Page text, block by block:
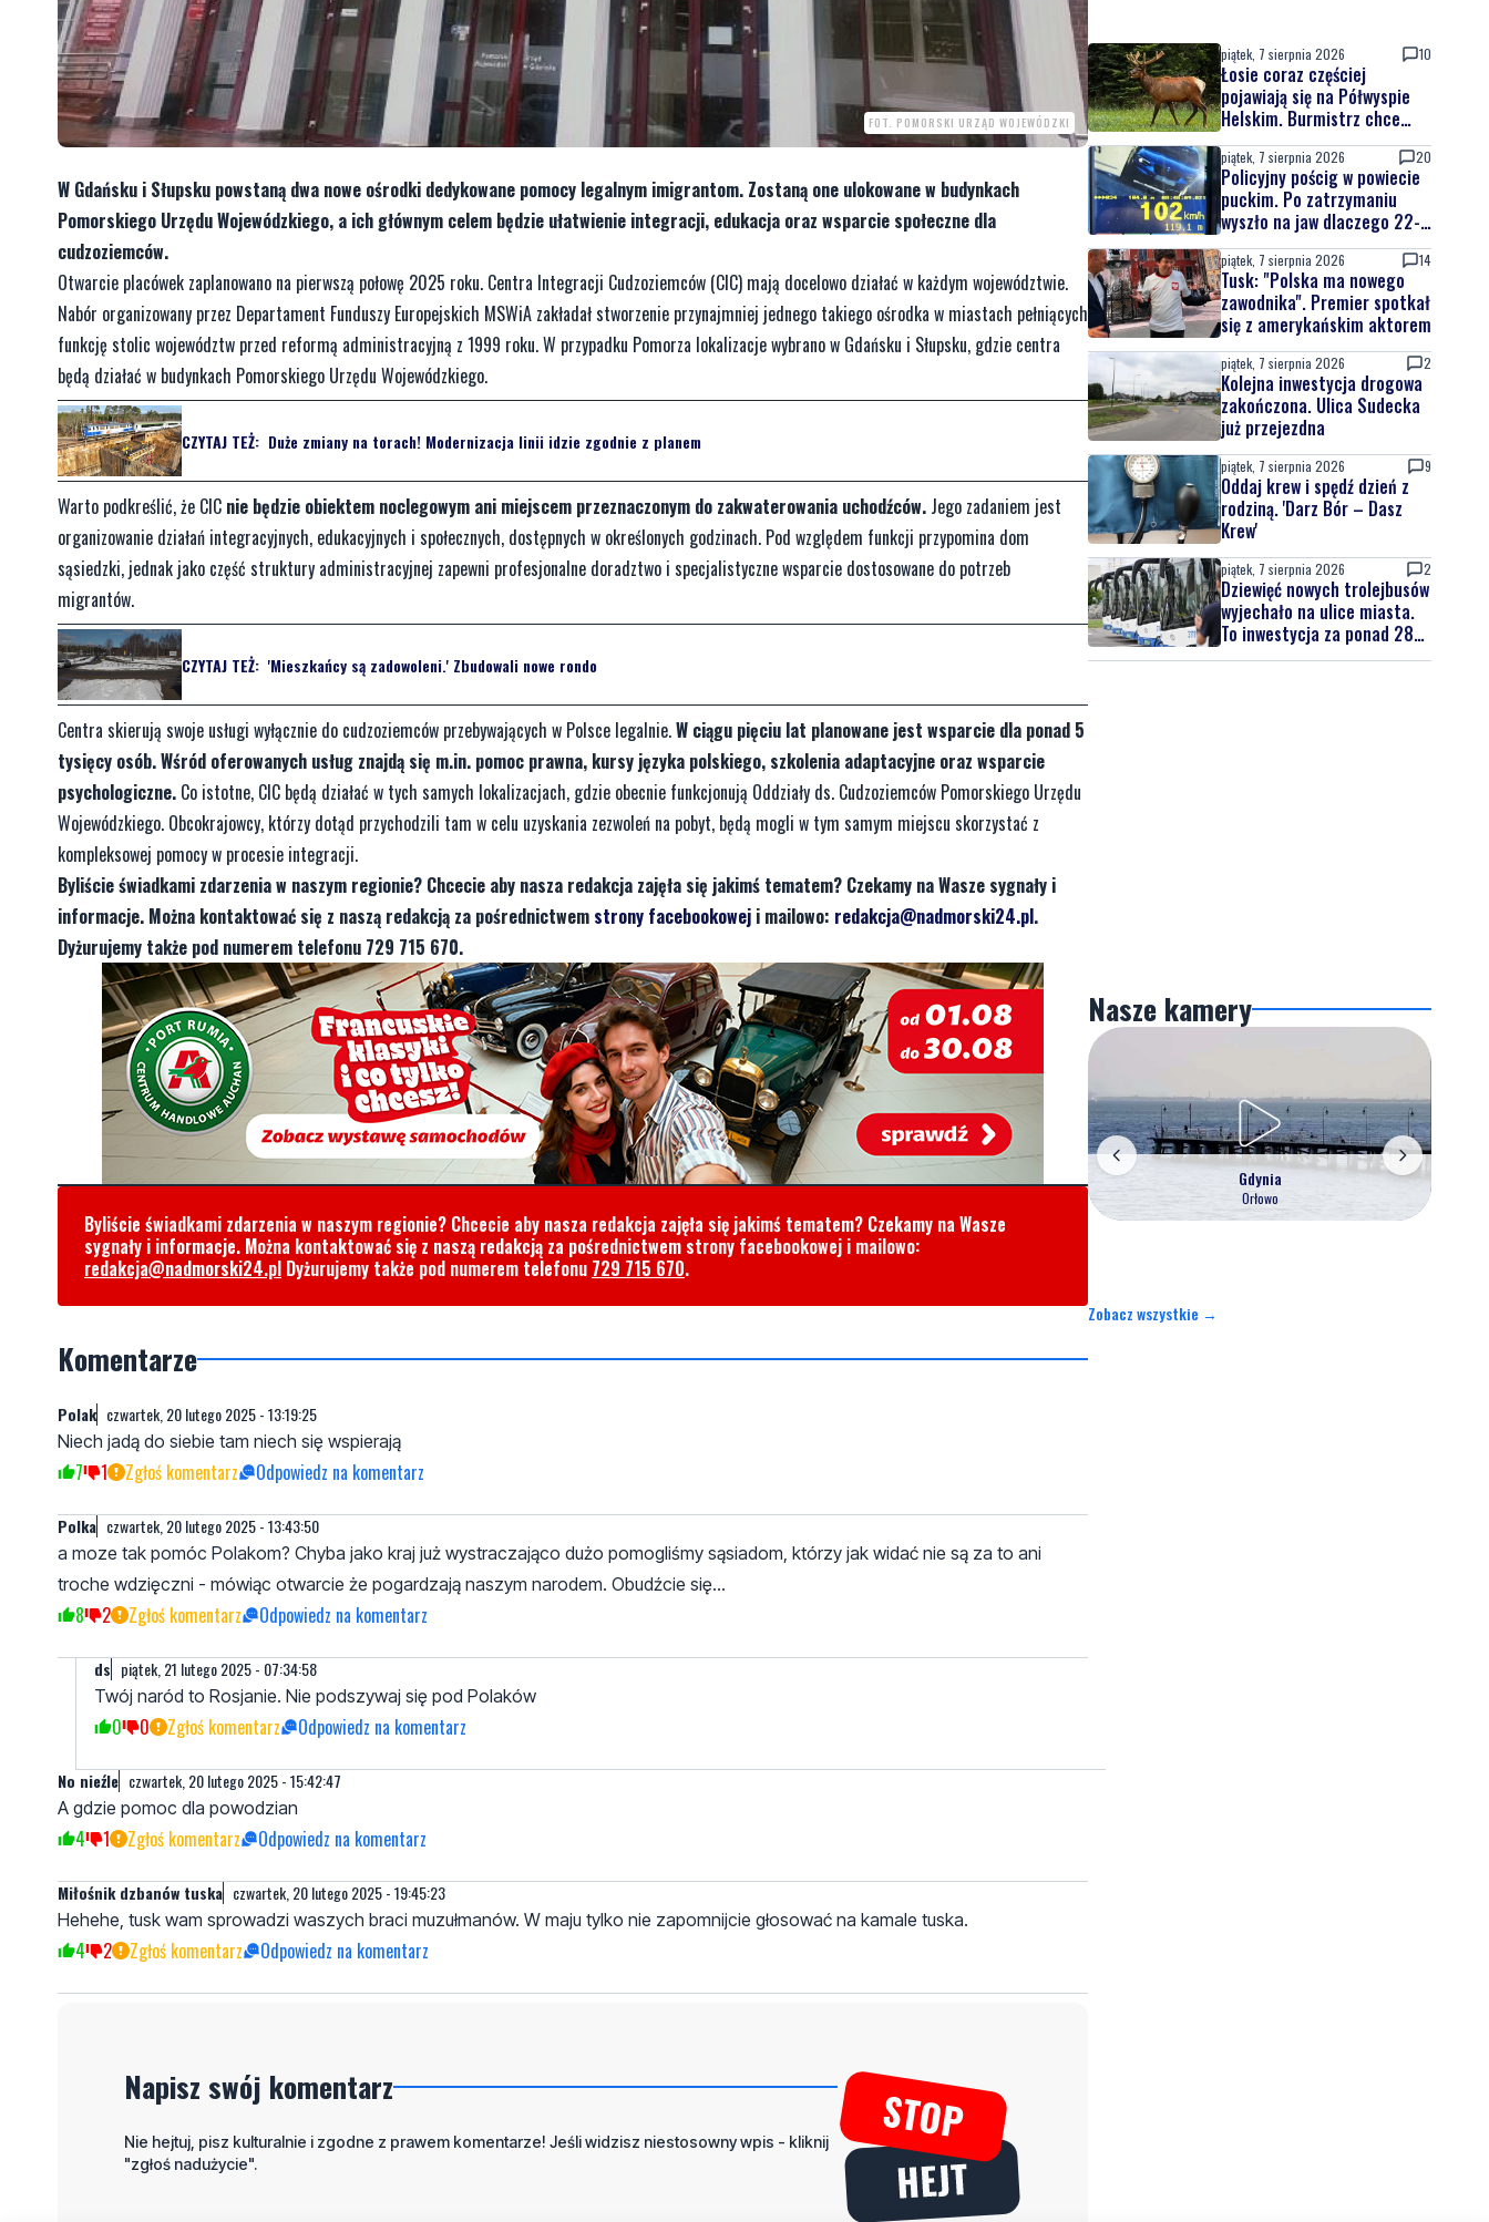
FOT. POMORSKI URZĄD WOJEWÓDZKI
W Gdańsku i Słupsku powstaną dwa nowe ośrodki dedykowane pomocy legalnym imigrantom. Zostaną one ulokowane w budynkach
Pomorskiego Urzędu Wojewódzkiego, a ich głównym celem będzie ułatwienie integracji, edukacja oraz wsparcie społeczne dla
cudzoziemców.
Otwarcie placówek zaplanowano na pierwszą połowę 2025 roku. Centra Integracji Cudzoziemców (CIC) mają docelowo działać w każdym województwie.
Nabór organizowany przez Departament Funduszy Europejskich MSWiA zakładał stworzenie przynajmniej jednego takiego ośrodka w miastach pełniących
funkcję stolic województw przed reformą administracyjną z 1999 roku. W przypadku Pomorza lokalizacje wybrano w Gdańsku i Słupsku, gdzie centra
będą działać w budynkach Pomorskiego Urzędu Wojewódzkiego.
CZYTAJ TEŻ: Duże zmiany na torach! Modernizacja linii idzie zgodnie z planem
Warto podkreślić, że CIC nie będzie obiektem noclegowym ani miejscem przeznaczonym do zakwaterowania uchodźców. Jego zadaniem jest
organizowanie działań integracyjnych, edukacyjnych i społecznych, dostępnych w określonych godzinach. Pod względem funkcji przypomina dom
sąsiedzki, jednak jako część struktury administracyjnej zapewni profesjonalne doradztwo i specjalistyczne wsparcie dostosowane do potrzeb
migrantów.
CZYTAJ TEŻ: 'Mieszkańcy są zadowoleni.' Zbudowali nowe rondo
Centra skierują swoje usługi wyłącznie do cudzoziemców przebywających w Polsce legalnie.W ciągu pięciu lat planowane jest wsparcie dla ponad 5
tysięcy osób. Wśród oferowanych usług znajdą się m.in. pomoc prawna, kursy języka polskiego, szkolenia adaptacyjne oraz wsparcie
psychologiczne. Co istotne, CIC będą działać w tych samych lokalizacjach, gdzie obecnie funkcjonują Oddziały ds. Cudzoziemców Pomorskiego Urzędu
Wojewódzkiego. Obcokrajowcy, którzy dotąd przychodzili tam w celu uzyskania zezwoleń na pobyt, będą mogli w tym samym miejscu skorzystać z
kompleksowej pomocy w procesie integracji.
Byliście świadkami zdarzenia w naszym regionie? Chcecie aby nasza redakcja zajęła się jakimś tematem? Czekamy na Wasze sygnały i
informacje. Można kontaktować się z naszą redakcją za pośrednictwem strony facebookowej i mailowo: redakcja@nadmorski24.pl.
Dyżurujemy także pod numerem telefonu 729 715 670.
Byliście świadkami zdarzenia w naszym regionie? Chcecie aby nasza redakcja zajęła się jakimś tematem? Czekamy na Wasze
sygnały i informacje. Można kontaktować się z naszą redakcją za pośrednictwem strony facebookowej i mailowo:
redakcja@nadmorski24.pl Dyżurujemy także pod numerem telefonu 729 715 670.
Komentarze
Polak czwartek, 20 lutego 2025 - 13:19:25
Niech jadą do siebie tam niech się wspierają
7 1 Zgłoś komentarz Odpowiedz na komentarz
Polka czwartek, 20 lutego 2025 - 13:43:50
a moze tak pomóc Polakom? Chyba jako kraj już wystraczająco dużo pomogliśmy sąsiadom, którzy jak widać nie są za to ani
troche wdzięczni - mówiąc otwarcie że pogardzają naszym narodem. Obudźcie się...
8 2 Zgłoś komentarz Odpowiedz na komentarz
ds piątek, 21 lutego 2025 - 07:34:58
Twój naród to Rosjanie. Nie podszywaj się pod Polaków
0 0 Zgłoś komentarz Odpowiedz na komentarz
No nieźle czwartek, 20 lutego 2025 - 15:42:47
A gdzie pomoc dla powodzian
4 1 Zgłoś komentarz Odpowiedz na komentarz
Miłośnik dzbanów tuska czwartek, 20 lutego 2025 - 19:45:23
Hehehe, tusk wam sprowadzi waszych braci muzułmanów. W maju tylko nie zapomnijcie głosować na kamale tuska.
4 2 Zgłoś komentarz Odpowiedz na komentarz
Napisz swój komentarz
Nie hejtuj, pisz kulturalnie i zgodne z prawem komentarze! Jeśli widzisz niestosowny wpis - kliknij
"zgłoś nadużycie".
piątek, 7 sierpnia 2026 10
Łosie coraz częściej
pojawiają się na Półwyspie
Helskim. Burmistrz chce
nowych znaków drogowych
piątek, 7 sierpnia 2026 20
Policyjny pościg w powiecie
puckim. Po zatrzymaniu
wyszło na jaw dlaczego 22-
latek uciekał
piątek, 7 sierpnia 2026 14
Tusk: "Polska ma nowego
zawodnika". Premier spotkał
się z amerykańskim aktorem
piątek, 7 sierpnia 2026 2
Kolejna inwestycja drogowa
zakończona. Ulica Sudecka
już przejezdna
piątek, 7 sierpnia 2026 9
Oddaj krew i spędź dzień z
rodziną. 'Darz Bór – Dasz
Krew'
piątek, 7 sierpnia 2026 2
Dziewięć nowych trolejbusów
wyjechało na ulice miasta.
To inwestycja za ponad 28
mln zł
Nasze kamery
Gdynia
Orłowo
Zobacz wszystkie →